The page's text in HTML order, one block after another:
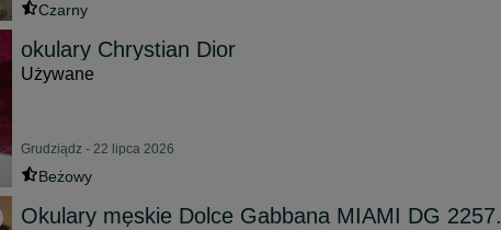
Czarny
okulary Chrystian Dior
Używane
Grudziądz - 22 lipca 2026
Beżowy
Okulary męskie Dolce Gabbana MIAMI DG 2257.